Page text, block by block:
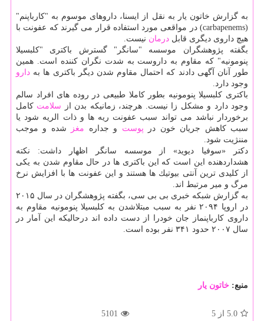
به گزارش خاتون یار به نقل از ایسنا، داروهای موسوم به "كارباپنم"
(carbapenems) در مواقعی مورد استفاده قرار می گیرند كه عفونت با
هیچ داروی دیگری قابل درمان نیست.
بگفته پژوهشگران موسسه "سانگر" گسترش باكتری "كلبسیلا
پنومونیه" كه مقاوم به داروست به شدت نگران كننده است. همین
طور آنان آگهی دادند كه احتمال مقاوم شدن دیگر باكتری ها به دارو
وجود دارد.
باكتری كلبسیلا پنومونیه بطور كاملا طبیعی در روده های افراد سالم
وجود دارد و مشكل زا نیست. هرچند، زمانیكه بدن از سلامت كامل
برخوردار نباشد می تواند سبب عفونت ریه ها و ذات الریه شود یا
سبب كاهش جریان خون در پوست و جداره مغز
شده و موجب
مننژیت شود.
دكتر «سوفیا دیوید» از موسسه سانگر اظهار داشت: نكته
هشداردهنده این است كه این باكتری ها در حال مقاوم شدن به یكی
از كلیدی ترین آنتی بیوتیك ها هستند و این عفونت ها با افزایش نرخ
مرگ و میر مرتبط اند.
به گزارش شبكه خبری بی بی سی، بگفته پژوهشگران در سال ۲۰۱۵
در اروپا ۲۰۹۴ نفر به سبب مبتلاشدن به كلبسیلا پنومونیه مقاوم به
داروی كارباپنماز جان خودرا از دست داده اند درحالیكه این آمار در
سال ۲۰۰۷ حدود ۳۴۱ نفر بوده است.
منبع: خاتون یار
5.0 از 5
5101